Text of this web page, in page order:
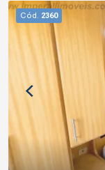
Academia.
Próximo ao
geral. João Ferreira Corretor de imóveis CRECI
234.934 F
Cód. 2360